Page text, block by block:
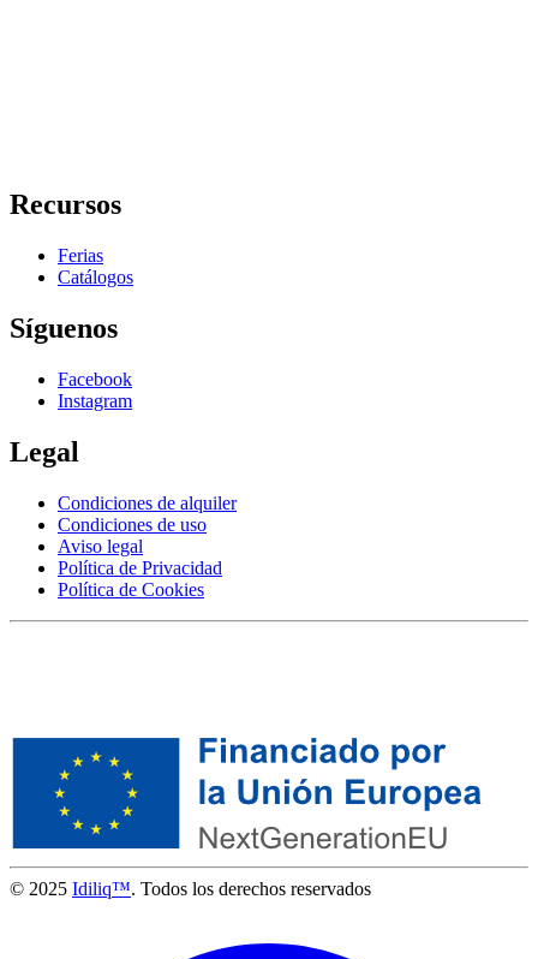
Recursos
Ferias
Catálogos
Síguenos
Facebook
Instagram
Legal
Condiciones de alquiler
Condiciones de uso
Aviso legal
Política de Privacidad
Política de Cookies
© 2025 Idiliq™. Todos los derechos reservados